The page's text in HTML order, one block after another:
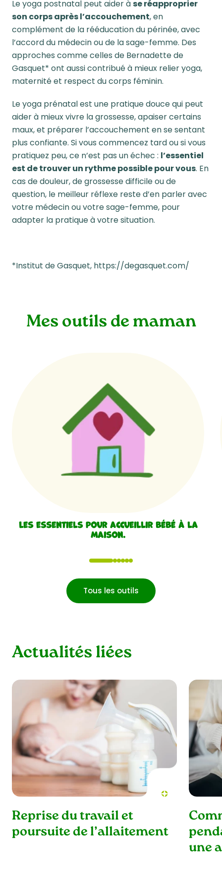
Le yoga postnatal peut aider àse réapproprier
son corps après l’accouchement, en
complément de la rééducation du périnée, avec
l’accord du médecin ou de la sage-femme. Des
approches comme celles de Bernadette de
Gasquet* ont aussi contribué à mieux relier yoga,
maternité et respect du corps féminin.
Le yoga prénatal est une pratique douce qui peut
aider à mieux vivre la grossesse, apaiser certains
maux, et préparer l’accouchement en se sentant
plus confiante. Si vous commencez tard ou si vous
pratiquez peu, ce n’est pas un échec : l’essentiel
est de trouver un rythme possible pour vous. En
cas de douleur, de grossesse difficile ou de
question, le meilleur réflexe reste d’en parler avec
votre médecin ou votre sage-femme, pour
adapter la pratique à votre situation.
*Institut de Gasquet, https://degasquet.com/
Mes outils de maman
Les essentiels pour accueillir bébé à la
maison.
1 23456
Tous les outils
Actualités liées
Reprise du travail et
poursuite de l’allaitement
une